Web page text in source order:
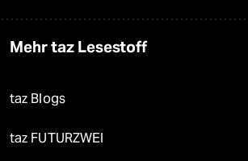
Mehr taz Lesestoff
taz Blogs
taz FUTURZWEI